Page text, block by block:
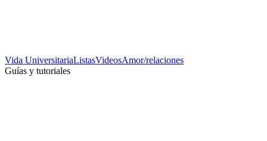
Vida UniversitariaListasVideosAmor/relaciones
Guías y tutoriales